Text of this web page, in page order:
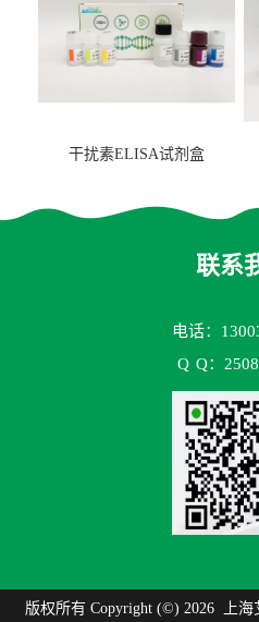
干扰素ELISA试剂盒
联系
电话：
Q Q：
版权所有 Copyright (©) 2026 上